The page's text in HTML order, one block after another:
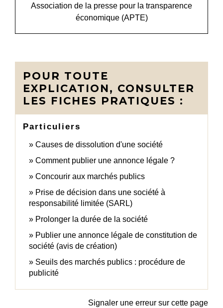
Association de la presse pour la transparence
économique (APTE)
POUR TOUTE
EXPLICATION, CONSULTER
LES FICHES PRATIQUES :
Particuliers
Causes de dissolution d'une société
Comment publier une annonce légale ?
Concourir aux marchés publics
Prise de décision dans une société à
responsabilité limitée (SARL)
Prolonger la durée de la société
Publier une annonce légale de constitution de
société (avis de création)
Seuils des marchés publics : procédure de
publicité
Signaler une erreur sur cette page